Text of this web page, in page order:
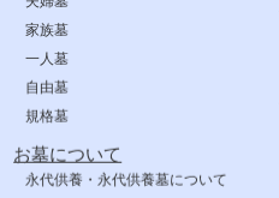
家族墓
一人墓
自由墓
規格墓
お墓について
永代供養・永代供養墓について